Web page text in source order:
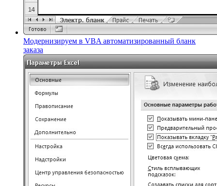
Модернизируем в VBA автоматизированный бланк
заказа